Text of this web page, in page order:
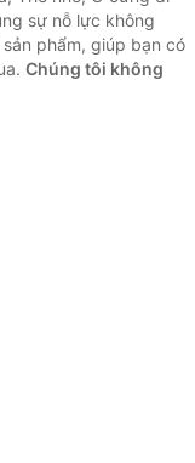
sự nỗ lực không
phẩm, giúp bạn có
Chúng tôi không